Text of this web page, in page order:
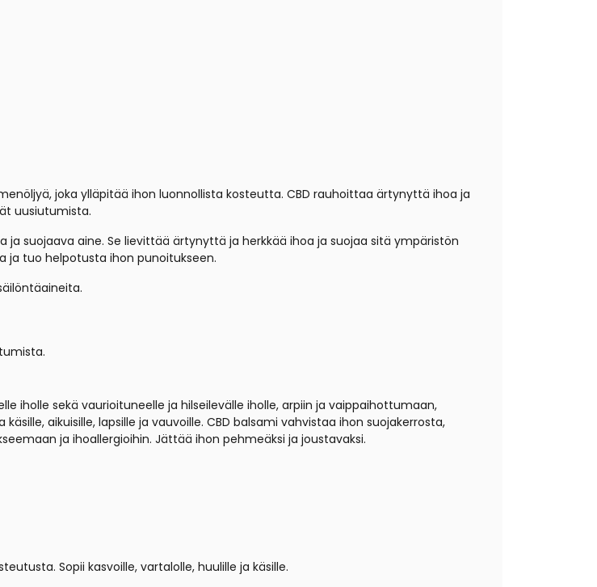
joka ylläpitää ihon luonnollista kosteutta. CBD rauhoittaa ärtynyttä ihoa ja
uusiutumista.
suojaava aine. Se lievittää ärtynyttä ja herkkää ihoa ja suojaa sitä ympäristön
ja tuo helpotusta ihon punoitukseen.
iholle sekä vaurioituneelle ja hilseilevälle iholle, arpiin ja vaippaihottumaan,
aikuisille, lapsille ja vauvoille. CBD balsami vahvistaa ihon suojakerrosta,
ja ihoallergioihin. Jättää ihon pehmeäksi ja joustavaksi.
Sopii kasvoille, vartalolle, huulille ja käsille.